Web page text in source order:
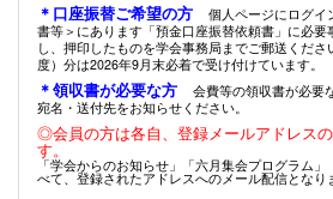
＊口座振替ご希望の方
個人ページにログイ
書等＞にあります「預金口座振替依頼書」に必要
し、押印したものを学会事務局までご郵送くだ
度）分は2026年9月末必着で受け付けています。
＊領収書が必要な方
会費等の領収書が必要
宛名・送付先をお知らせください。
◎会員の方は各自、登録メールアドレス
す。
「学会からのお知らせ」「六月集会プログラム
べて、登録されたアドレスへのメール配信となり